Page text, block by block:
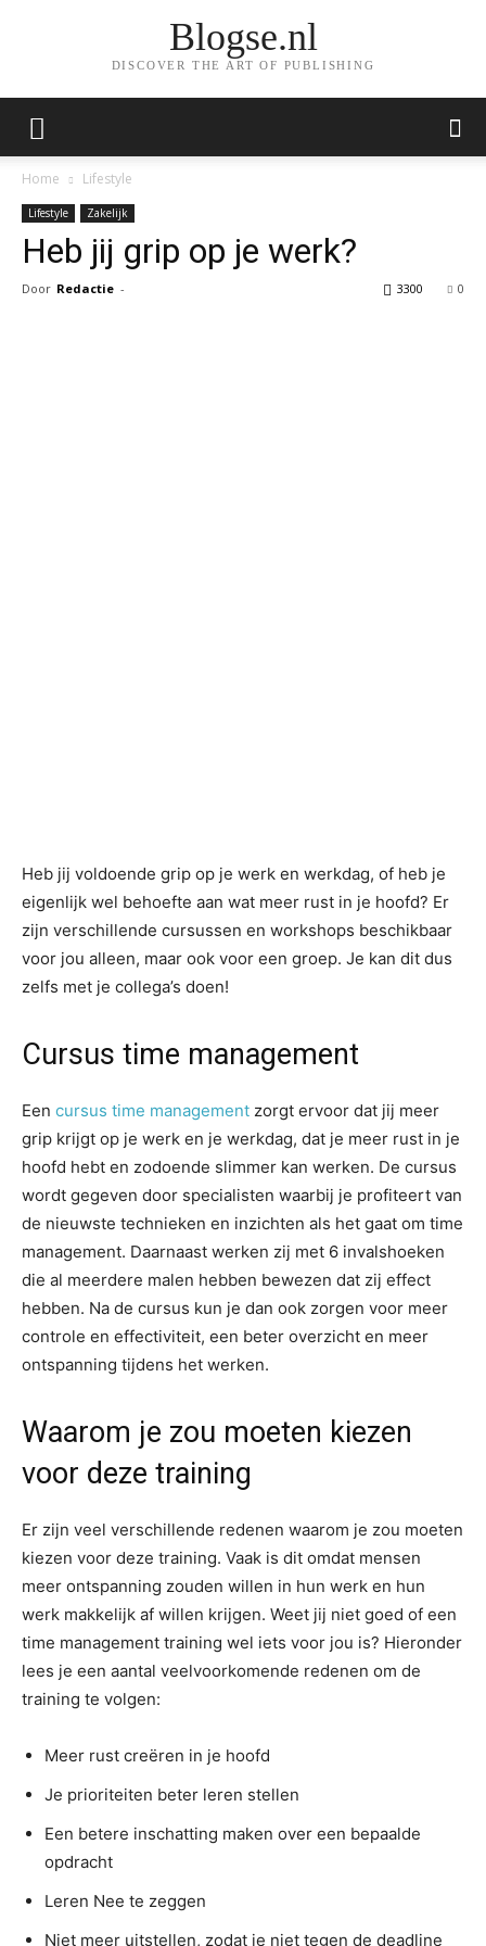
Blogse.nl
DISCOVER THE ART OF PUBLISHING
Home Lifestyle
Lifestyle Zakelijk
Heb jij grip op je werk?
Door Redactie - 0
3300
Heb jij voldoende grip op je werk en werkdag, of heb je
eigenlijk wel behoefte aan wat meer rust in je hoofd? Er
zijn verschillende cursussen en workshops beschikbaar
voor jou alleen, maar ook voor een groep. Je kan dit dus
zelfs met je collega’s doen!
Cursus time management
Een cursus time management zorgt ervoor dat jij meer
grip krijgt op je werk en je werkdag, dat je meer rust in je
hoofd hebt en zodoende slimmer kan werken. De cursus
wordt gegeven door specialisten waarbij je profiteert van
de nieuwste technieken en inzichten als het gaat om time
management. Daarnaast werken zij met 6 invalshoeken
die al meerdere malen hebben bewezen dat zij effect
hebben. Na de cursus kun je dan ook zorgen voor meer
controle en effectiviteit, een beter overzicht en meer
ontspanning tijdens het werken.
Waarom je zou moeten kiezen
voor deze training
Er zijn veel verschillende redenen waarom je zou moeten
kiezen voor deze training. Vaak is dit omdat mensen
meer ontspanning zouden willen in hun werk en hun
werk makkelijk af willen krijgen. Weet jij niet goed of een
time management training wel iets voor jou is? Hieronder
lees je een aantal veelvoorkomende redenen om de
training te volgen:
Meer rust creëren in je hoofd
Je prioriteiten beter leren stellen
Een betere inschatting maken over een bepaalde
opdracht
Leren Nee te zeggen
Niet meer uitstellen, zodat je niet tegen de deadline